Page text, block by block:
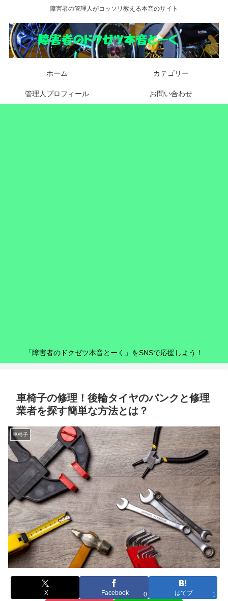
障害者の管理人がコッソリ教える本音のサイト
ホーム カテゴリー
管理人プロフィール お問い合わせ
「障害者のドクゼツ本音とーく」をSNSで応援しよう！
車椅子の修理！後輪タイヤのパンクと修理
業者を探す簡単な方法とは？
車椅子
X Facebook 0 はてブ 1